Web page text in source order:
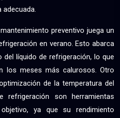
adecuada.
preventivo juega un
en verano. Esto abarca
líquido de refrigeración, lo que
los meses más calurosos. Otro
de la temperatura del
refrigeración son herramientas
ya que su rendimiento